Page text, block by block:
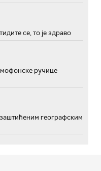
се, то је здраво
ручице
географским